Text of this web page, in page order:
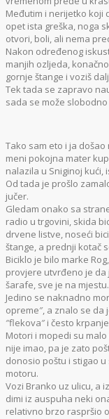
Međutim i nerijetko koji
opet ista greška, noga
otvori, boli, ali nema
Nakon određenog
manjih ozljeda,
gornje štange i voziš
Tek tada se zapravo
sada se može
Tako sam eto i ja došao
meni pokojna mater
nalazila u Sniginoj kući,
Od tada je prošlo
jučer.
Gledam onako sa
radio u trgovini, skida
drvene listve, noseći
štange, a prednji kotač
Biciklo je bilo marke
provjere utvrđeno je da
šarafe, sve je na mjestu.
Jedino se naknadno
opreme″, a znalo se
″flekova″ i često
Motori i mopedi su
nije imao, pa je zato
donosio poštu i stigao
motoru.
Vozi Branko uz ulicu, a
dimi iz auspuha neki
relativno brzo raspršio